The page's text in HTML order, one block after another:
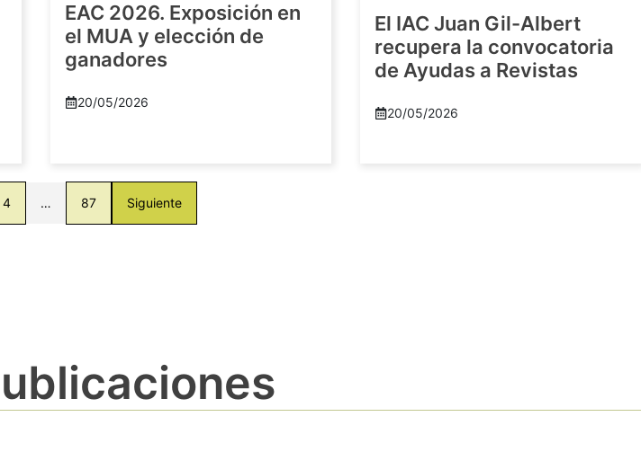
EAC 2026. Exposición en
el MUA y elección de
ganadores
20/05/2026
El IAC Juan Gil-Albert
recupera la convocatoria
de Ayudas a Revistas
20/05/2026
4 … 87 Siguiente